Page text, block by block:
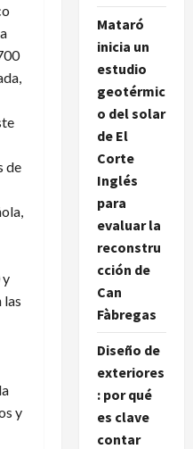
de
y
las
y
Mataró
inicia un
estudio
geotérmic
o del solar
de El
Corte
Inglés
para
evaluar la
reconstru
cción de
Can
Fàbregas
Diseño de
exteriores
: por qué
es clave
contar